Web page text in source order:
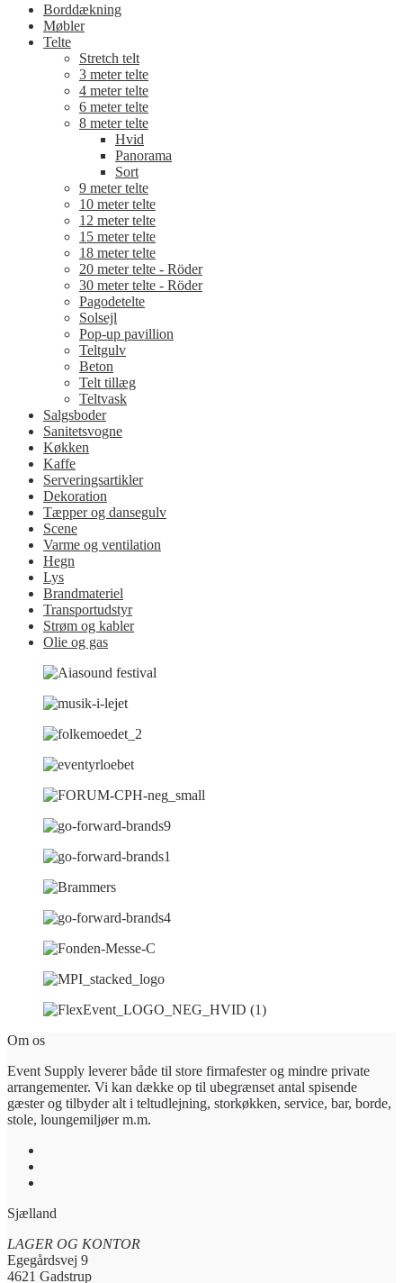
Borddækning
Møbler
Telte
Stretch telt
3 meter telte
4 meter telte
6 meter telte
8 meter telte
Hvid
Panorama
Sort
9 meter telte
10 meter telte
12 meter telte
15 meter telte
18 meter telte
20 meter telte - Röder
30 meter telte - Röder
Pagodetelte
Solsejl
Pop-up pavillion
Teltgulv
Beton
Telt tillæg
Teltvask
Salgsboder
Sanitetsvogne
Køkken
Kaffe
Serveringsartikler
Dekoration
Tæpper og dansegulv
Scene
Varme og ventilation
Hegn
Lys
Brandmateriel
Transportudstyr
Strøm og kabler
Olie og gas
Om os
Event Supply leverer både til store firmafester og mindre private
arrangementer. Vi kan dække op til ubegrænset antal spisende
gæster og tilbyder alt i teltudlejning, storkøkken, service, bar, borde,
stole, loungemiljøer m.m.
Sjælland
LAGER OG KONTOR
Egegårdsvej 9
4621 Gadstrup